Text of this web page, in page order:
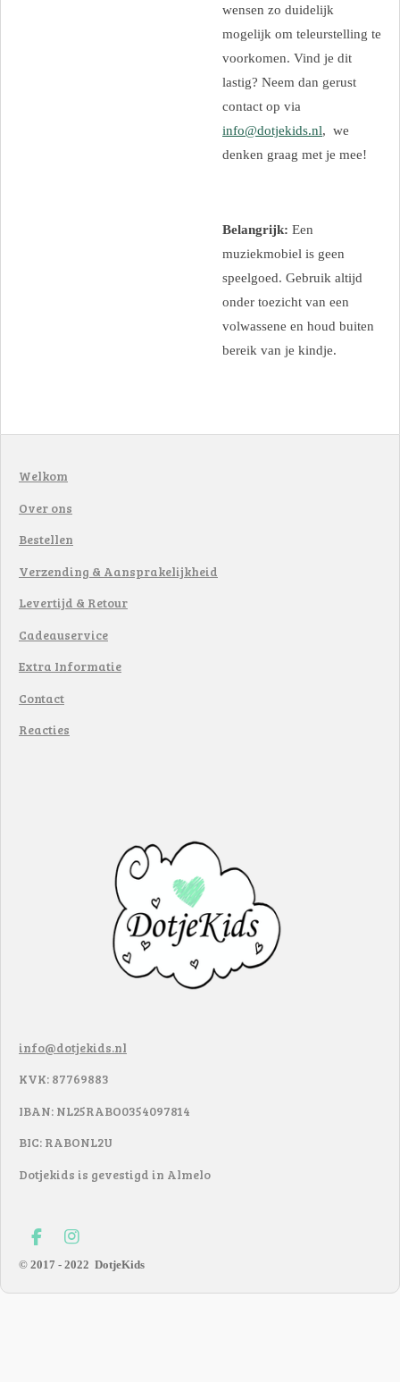
wensen zo duidelijk
mogelijk om teleurstelling te
voorkomen. Vind je dit
lastig? Neem dan gerust
contact op via
info@dotjekids.nl, we
denken graag met je mee!
Belangrijk: Een
muziekmobiel is geen
speelgoed. Gebruik altijd
onder toezicht van een
volwassene en houd buiten
bereik van je kindje.
Welkom
Over ons
Bestellen
Verzending & Aansprakelijkheid
Levertijd & Retour
Cadeauservice
Extra Informatie
Contact
Reacties
info@dotjekids.nl
KVK: 87769883
IBAN: NL25RABO0354097814
BIC: RABONL2U
Dotjekids is gevestigd in Almelo
F
a
e
I
n
t
© 2017 - 2022 DotjeKids